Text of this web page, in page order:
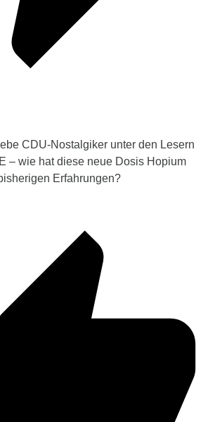
CDU-Nostalgiker unter den Lesern
– wie hat diese neue Dosis Hopium
Erfahrungen?